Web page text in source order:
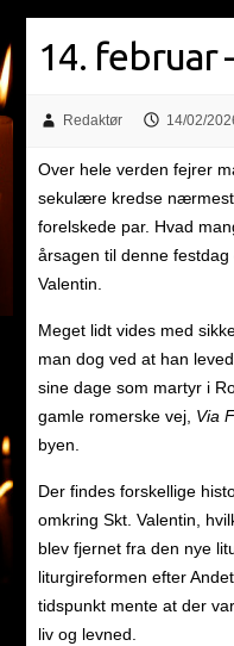
14. februar
Redaktør 14/02/
Over hele verden fejrer
sekulære kredse
forelskede par. Hvad
årsagen til denne festdag
Valentin.
Meget lidt vides med
man dog ved at han
sine dage som martyr i
gamle romerske vej, Via
byen.
Der findes forskellige
omkring Skt. Valentin,
blev fjernet fra den nye
liturgireformen efter
tidspunkt mente at der
liv og levned.